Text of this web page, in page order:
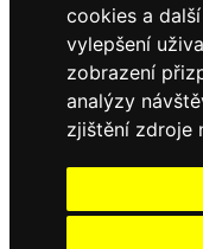
cookies a
vylepšení
zobrazení
analýzy
zjištění zdroje